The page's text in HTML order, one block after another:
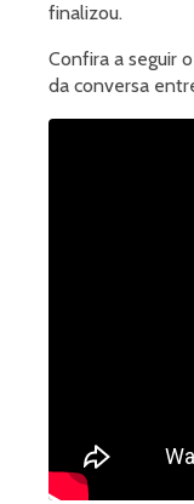
finalizou.
Confira a seguir
da conversa